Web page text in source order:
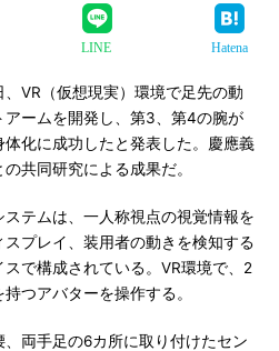
LINE Hatena
VR（仮想現実）環境で足先の動
アームを開発し、第3、第4の腕が
化に成功したと発表した。慶應義
共同研究による成果だ。
テムは、一人称視点の視覚情報を
プレイ、装用者の動きを検知する
スで構成されている。VR環境で、2
つアバターを操作する。
両手足の6カ所に取り付けたセン